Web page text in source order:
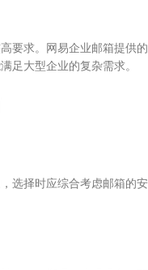
要求。网易企业邮箱提供的
足大型企业的复杂需求。
选择时应综合考虑邮箱的安